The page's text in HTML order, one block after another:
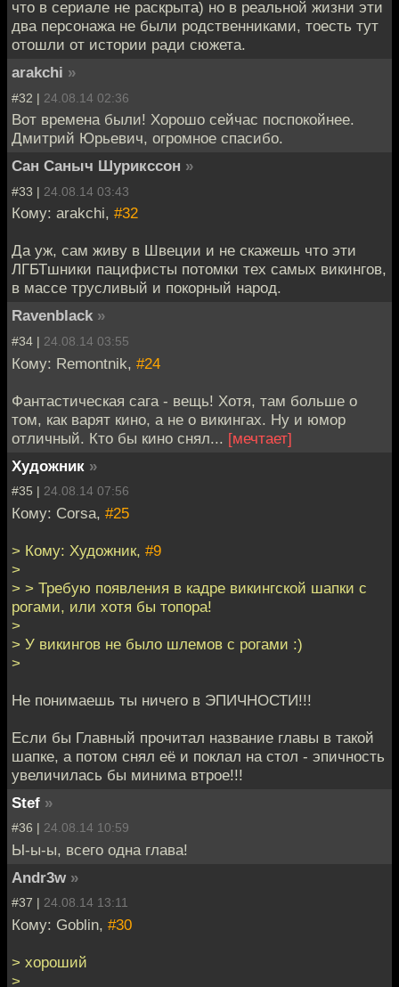
что в сериале не раскрыта) но в реальной жизни эти
два персонажа не были родственниками, тоесть тут
отошли от истории ради сюжета.
arakchi »
#32 | 24.08.14 02:36
Вот времена были! Хорошо сейчас поспокойнее.
Дмитрий Юрьевич, огромное спасибо.
Сан Саныч Шурикссон »
#33 | 24.08.14 03:43
Кому: arakchi, #32
Да уж, сам живу в Швеции и не скажешь что эти
ЛГБТшники пацифисты потомки тех самых викингов,
в массе трусливый и покорный народ.
Ravenblack »
#34 | 24.08.14 03:55
Кому: Remontnik, #24
Фантастическая сага - вещь! Хотя, там больше о
том, как варят кино, а не о викингах. Ну и юмор
отличный. Кто бы кино снял... [мечтает]
Художник »
#35 | 24.08.14 07:56
Кому: Corsa, #25
> Кому: Художник, #9
>
> > Требую появления в кадре викингской шапки с
рогами, или хотя бы топора!
>
> У викингов не было шлемов с рогами :)
>
Не понимаешь ты ничего в ЭПИЧНОСТИ!!!
Если бы Главный прочитал название главы в такой
шапке, а потом снял её и поклал на стол - эпичность
увеличилась бы минима втрое!!!
Stef »
#36 | 24.08.14 10:59
Ы-ы-ы, всего одна глава!
Andr3w »
#37 | 24.08.14 13:11
Кому: Goblin, #30
> хороший
>